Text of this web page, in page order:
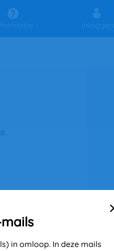
Inloggen
in omloop. In deze mails